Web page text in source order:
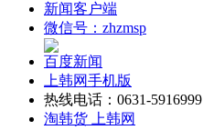
新闻客户端
微信号：zhzmsp
百度新闻
上韩网手机版
热线电话：0631-5916999
淘韩货 上韩网